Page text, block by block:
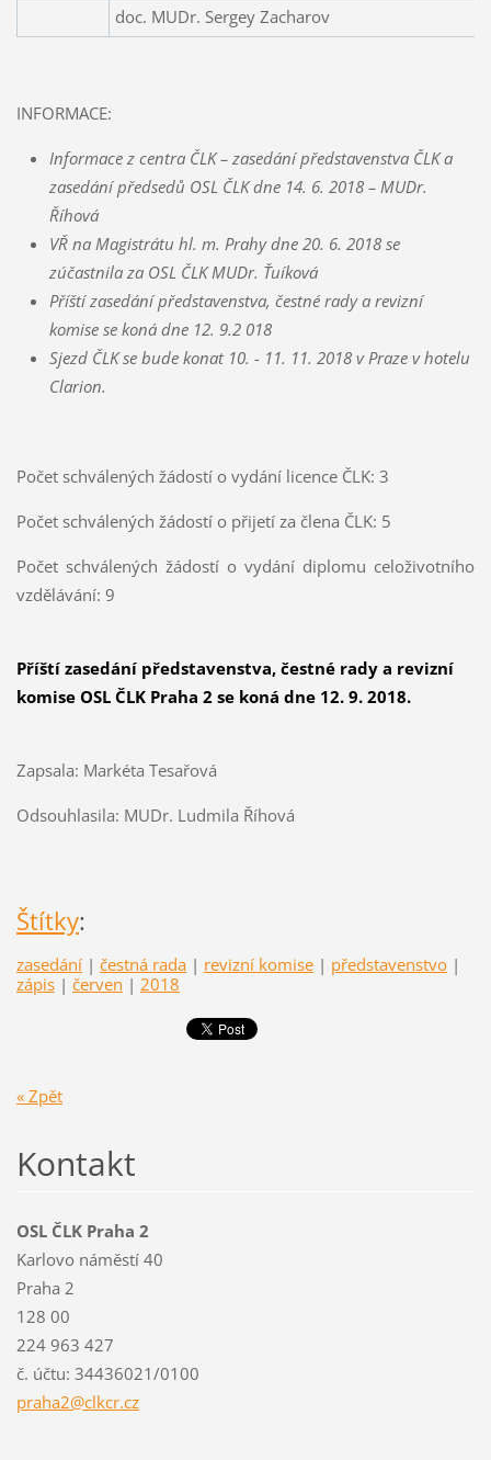
doc. MUDr. Sergey Zacharov
INFORMACE:
Informace z centra ČLK – zasedání představenstva ČLK a
zasedání předsedů OSL ČLK dne 14. 6. 2018 – MUDr.
Říhová
VŘ na Magistrátu hl. m. Prahy dne 20. 6. 2018 se
zúčastnila za OSL ČLK MUDr. Ťuíková
Příští zasedání představenstva, čestné rady a revizní
komise se koná dne 12. 9.2 018
Sjezd ČLK se bude konat 10. - 11. 11. 2018 v Praze v hotelu
Clarion.
Počet schválených žádostí o vydání licence ČLK: 3
Počet schválených žádostí o přijetí za člena ČLK: 5
Počet schválených žádostí o vydání diplomu celoživotního
vzdělávání: 9
Příští zasedání představenstva, čestné rady a revizní
komise OSL ČLK Praha 2 se koná dne 12. 9. 2018.
Zapsala: Markéta Tesařová
Odsouhlasila: MUDr. Ludmila Říhová
Štítky:
zasedání | čestná rada | revizní komise | představenstvo |
zápis | červen | 2018
« Zpět
Kontakt
OSL ČLK Praha 2
Karlovo náměstí 40
Praha 2
128 00
224 963 427
č. účtu: 34436021/0100
praha2@clkcr.cz